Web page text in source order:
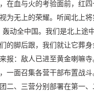
在血与火的考验面前，红
为无上的荣耀。听闻北上将
动全中国。我们是北上途
的脚后跟，我们就让它葬身
报：敌人已进至黄金喇嘛寺
一面召集各营干部布置战
二、三营分别部署在第一